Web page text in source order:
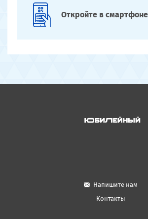
Откройте в смартфоне
Напишите нам
Контакты